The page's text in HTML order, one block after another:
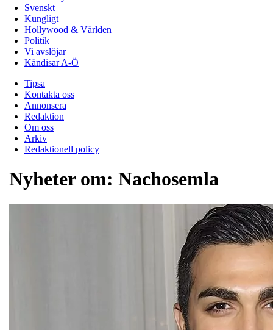
Svenskt
Kungligt
Hollywood & Världen
Politik
Vi avslöjar
Kändisar A-Ö
Tipsa
Kontakta oss
Annonsera
Redaktion
Om oss
Arkiv
Redaktionell policy
Nyheter om: Nachosemla